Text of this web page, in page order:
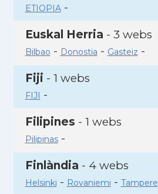
ETIOPIA-
Euskal Herria - 3 webs
Bilbao - Donostia - Gasteiz -
Fiji - 1 webs
FIJI -
Filipines - 1 webs
Pilipinas-
Finlàndia - 4 webs
Helsinki - Rovaniemi - Tampere